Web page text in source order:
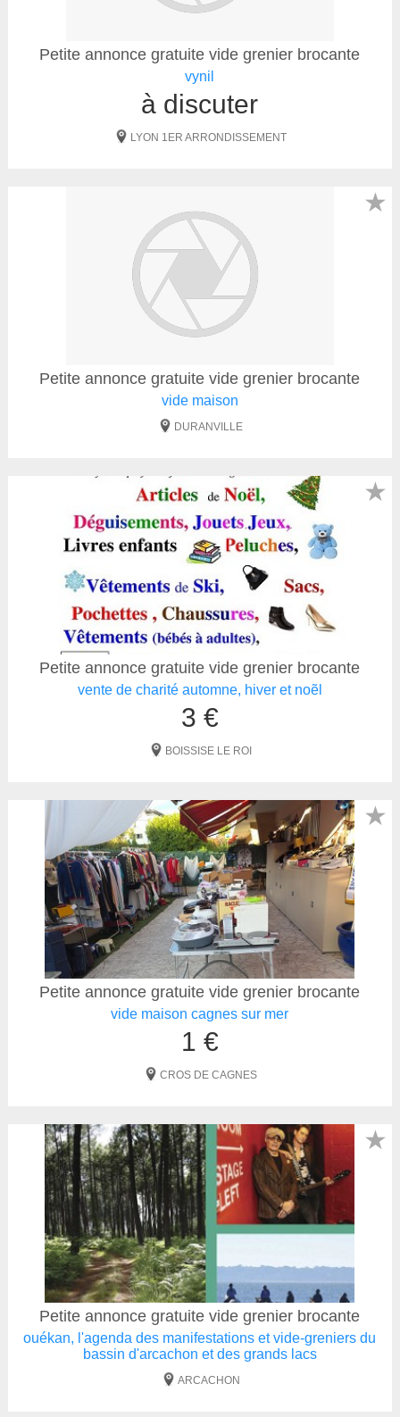
Petite annonce gratuite vide grenier brocante
vynil
à discuter
LYON 1ER ARRONDISSEMENT
Petite annonce gratuite vide grenier brocante
vide maison
DURANVILLE
★
Petite annonce gratuite vide grenier brocante
vente de charité automne, hiver et noẽl
3 €
BOISSISE LE ROI
★
Petite annonce gratuite vide grenier brocante
vide maison cagnes sur mer
1 €
CROS DE CAGNES
★
Petite annonce gratuite vide grenier brocante
ouékan, l'agenda des manifestations et vide-greniers du
bassin d'arcachon et des grands lacs
ARCACHON
★